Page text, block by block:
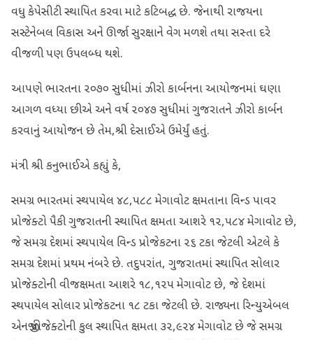
વધુ કેપેસીટી સ્થાપિત કરવા માટે કટિબદ્ધ છે. જેનાથી રાજયના
સસ્ટેનેબલ વિકાસ અને ઊર્જા સુરક્ષાને વેગ મળશે તથા સસ્તા દરે
વીજળી પણ ઉપલબ્ધ થશે.
આપણે ભારતના ૨૦૭૦ સુધીમાં ઝીરો કાર્બનના આયોજનમાં ઘણા
આગળ વધ્યા છીએ અને વર્ષ ૨૦૪૭ સુધીમાં ગુજરાતને ઝીરો કાર્બન
કરવાનું આયોજન છે તેમ,શ્રી દેસાઈએ ઉમેર્યું હતું.
મંત્રી શ્રી કનુભાઈએ કહ્યું કે,
સમગ્ર ભારતમાં સ્થપાયેલ ૪૮,૫૮૮ મેગાવોટ ક્ષમતાના વિન્ડ પાવર
પ્રોજેક્ટો પૈકી ગુજરાતની સ્થાપિત ક્ષમતા આશરે ૧૨,૫૮૪ મેગાવોટ છે,
જે સમગ્ર દેશમાં સ્થપાયેલ વિન્ડ પ્રોજેકટના ૨૬ ટકા જેટલી એટલે કે
સમગ્ર દેશમાં પ્રથમ નંબરે છે. તદુપરાંત, ગુજરાતમાં સ્થાપિત સોલાર
પ્રોજેક્ટોની વીજક્ષમતા આશરે ૧૮,૧૨૫ મેગાવોટ છે, જે દેશમાં
સ્થપાયેલ સોલાર પ્રોજેકટના ૧૮ ટકા જેટલી છે. રાજ્યના રિન્યુએબલ
એનર્જી પ્રોજેક્ટોની કુલ સ્થાપિત ક્ષમતા ૩૨,૯૨૪ મેગાવોટ છે જે સમગ્ર